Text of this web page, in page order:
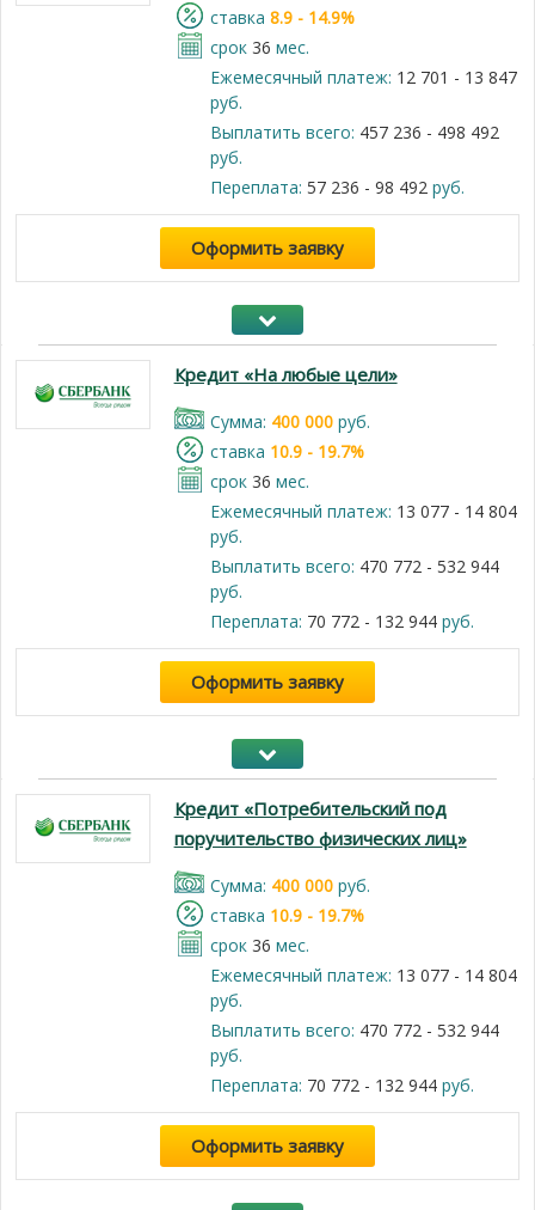
cтавка 8.9 - 14.9%
срок 36 мес.
Ежемесячный платеж: 12 701 - 13 847
руб.
Выплатить всего: 457 236 - 498 492
руб.
Переплата: 57 236 - 98 492руб.
Оформить заявку
Кредит «На любые цели»
Cумма: 400 000руб.
cтавка 10.9 - 19.7%
срок 36 мес.
Ежемесячный платеж: 13 077 - 14 804
руб.
Выплатить всего: 470 772 - 532 944
руб.
Переплата: 70 772 - 132 944руб.
Оформить заявку
Кредит «Потребительский под
поручительство физических лиц»
Cумма: 400 000руб.
cтавка 10.9 - 19.7%
срок 36 мес.
Ежемесячный платеж: 13 077 - 14 804
руб.
Выплатить всего: 470 772 - 532 944
руб.
Переплата: 70 772 - 132 944руб.
Оформить заявку